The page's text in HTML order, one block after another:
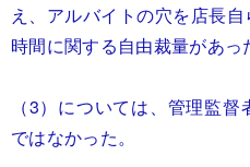
え、アルバイトの穴を店長
時間に関する自由裁量があっ
（3）については、管理監
ではなかった。